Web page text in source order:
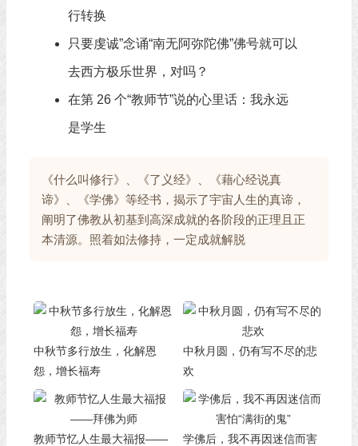
行转换
只要虔诚”念诵“南无阿弥陀佛”佛号就可以
去西方极乐世界，对吗？
在第 26 个“教师节”说的心里话：我永远
是学生
《什么叫修行》、《了义经》、《藉心经说真
谛》、《学佛》等经书，揭示了宇宙人生的真谛，
阐明了佛教从初基到高深成就的各阶段的正理且正
本清源。照着如法修持，一定成就解脱
中秋节多行放生，化解恩
怨，增长福寿
中秋月圆，仍有写不尽的悲
欢
教师节忆人生最大福报——
学佛后，我不再因迷信而害